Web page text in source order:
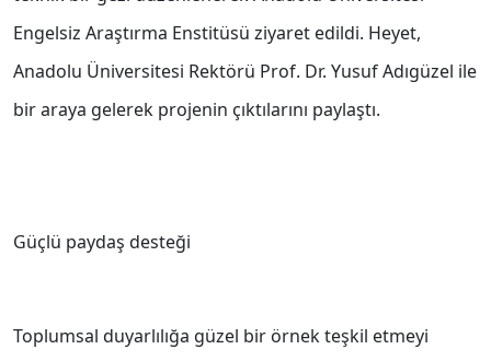
Engelsiz Araştırma Enstitüsü ziyaret edildi. Heyet,
Anadolu Üniversitesi Rektörü Prof. Dr. Yusuf Adıgüzel ile
bir araya gelerek projenin çıktılarını paylaştı.
Güçlü paydaş desteği
Toplumsal duyarlılığa güzel bir örnek teşkil etmeyi